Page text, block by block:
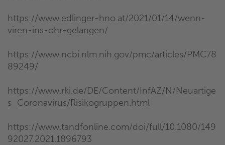
https://www.edlinger-hno.at/2021/01/14/wenn-
viren-ins-ohr-gelangen/
https://www.ncbi.nlm.nih.gov/pmc/articles/PMC78
89249/
https://www.rki.de/DE/Content/InfAZ/N/Neuartige
s_Coronavirus/Risikogruppen.html
https://www.tandfonline.com/doi/full/10.1080/149
92027.2021.1896793